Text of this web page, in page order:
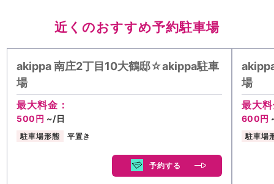
近くのおすすめ予約駐車場
akippa 南庄2丁目10大鶴邸☆akippa駐車
場
最大料金：
500円 ~/日
駐車場形態 平置き
予約する
場
最大
600円
駐車場